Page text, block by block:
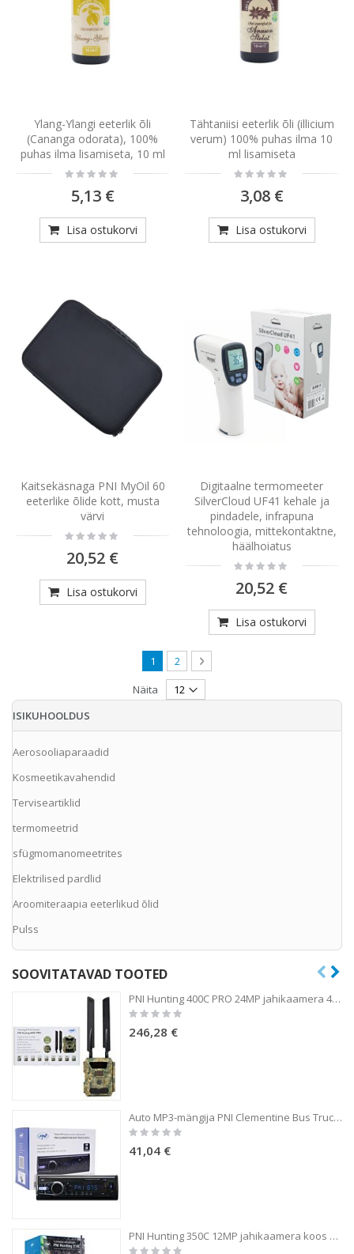
Ylang-Ylangi eeterlik õli
(Cananga odorata), 100%
puhas ilma lisamiseta, 10 ml
Rating:
0%
5,13 €
Lisa ostukorvi
Tähtaniisi eeterlik õli (illicium
verum) 100% puhas ilma 10
ml lisamiseta
Rating:
0%
3,08 €
Lisa ostukorvi
Kaitsekäsnaga PNI MyOil 60
eeterlike õlide kott, musta
värvi
Rating:
0%
20,52 €
Lisa ostukorvi
Digitaalne termomeeter
SilverCloud UF41 kehale ja
pindadele, infrapuna
tehnoloogia, mittekontaktne,
häälhoiatus
Rating:
0%
20,52 €
Lisa ostukorvi
Page
You're currently reading page
1 Page
2 Page
Järgmine
Näita
ISIKUHOOLDUS
Aerosooliaparaadid
Kosmeetikavahendid
Terviseartiklid
termomeetrid
sfügmomanomeetrites
Elektrilised pardlid
Aroomiteraapia eeterlikud õlid
Pulss
SOOVITATAVAD TOOTED
PNI Hunting 400C PRO 24MP jahikaamera 4G LTE internetiga, GPS, edastab samaaegselt videot ja fotot telefoni, 4 meili, FTP, full HD 1080P, Night Vision, 59 nähtamatut LED-i loomadele
Rating:
0%
246,28 €
Auto MP3-mängija PNI Clementine Bus Truck 8524BT RDS 4x45w 12V / 24V 1 DIN SD, USB, AUX, RCA ja Bluetoothiga
Rating:
0%
41,04 €
PNI Hunting 350C 12MP jahikaamera koos 3G interneti, SMS-iga, edastab liikumisfotosid telefonis, e-posti teel, FTP, täis HD 1080P, Night Vision, 58 nähtamatut LED-i loomadele
Rating: